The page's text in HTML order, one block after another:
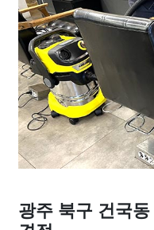
광주 북구 건국